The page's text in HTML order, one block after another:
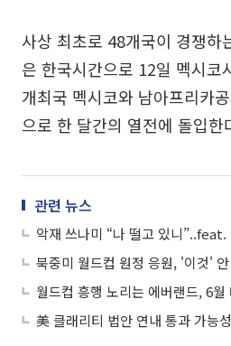
사상 최초로 48개국이 경쟁하
은 한국시간으로 12일 멕시코
개최국 멕시코와 남아프리카
으로 한 달간의 열전에 돌입한
관련 뉴스
악재 쓰나미 “나 떨고 있니”..feat.
북중미 월드컵 원정 응원, '이것'